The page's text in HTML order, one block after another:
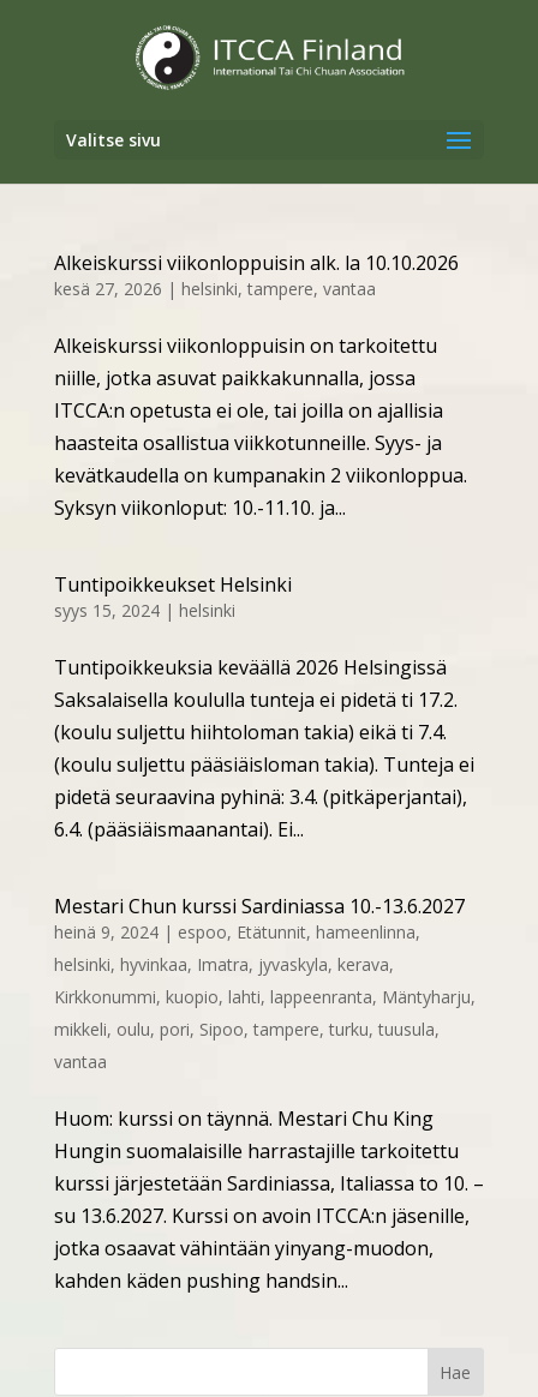
Valitse sivu
Alkeiskurssi viikonloppuisin alk. la 10.10.2026
kesä 27, 2026 | helsinki, tampere, vantaa
Alkeiskurssi viikonloppuisin on tarkoitettu
niille, jotka asuvat paikkakunnalla, jossa
ITCCA:n opetusta ei ole, tai joilla on ajallisia
haasteita osallistua viikkotunneille. Syys- ja
kevätkaudella on kumpanakin 2 viikonloppua.
Syksyn viikonloput: 10.-11.10. ja...
Tuntipoikkeukset Helsinki
syys 15, 2024| helsinki
Tuntipoikkeuksia keväällä 2026 Helsingissä
Saksalaisella koululla tunteja ei pidetä ti 17.2.
(koulu suljettu hiihtoloman takia) eikä ti 7.4.
(koulu suljettu pääsiäisloman takia). Tunteja ei
pidetä seuraavina pyhinä: 3.4. (pitkäperjantai),
6.4. (pääsiäismaanantai). Ei...
Mestari Chun kurssi Sardiniassa 10.-13.6.2027
heinä 9, 2024| espoo, Etätunnit, hameenlinna,
helsinki, hyvinkaa, Imatra, jyvaskyla, kerava,
Kirkkonummi, kuopio, lahti, lappeenranta, Mäntyharju,
mikkeli, oulu, pori, Sipoo, tampere, turku, tuusula,
vantaa
Huom: kurssi on täynnä. Mestari Chu King
Hungin suomalaisille harrastajille tarkoitettu
kurssi järjestetään Sardiniassa, Italiassa to 10. –
su 13.6.2027. Kurssi on avoin ITCCA:n jäsenille,
jotka osaavat vähintään yinyang-muodon,
kahden käden pushing handsin...